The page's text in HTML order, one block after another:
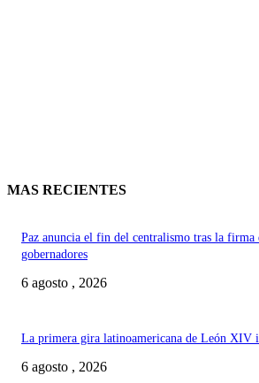
MAS RECIENTES
Paz anuncia el fin del centralismo tras la firma
gobernadores
6 agosto , 2026
La primera gira latinoamericana de León XIV
6 agosto , 2026